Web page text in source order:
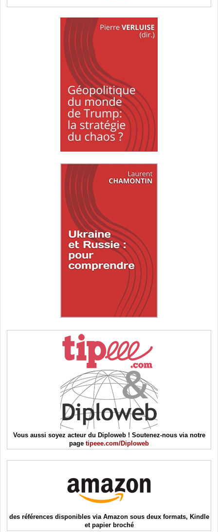
Vous aussi soyez acteur du Diploweb ! Soutenez-nous via notre
page tipeee.com/Diploweb
des références disponibles via Amazon sous deux formats, Kindle
et papier broché